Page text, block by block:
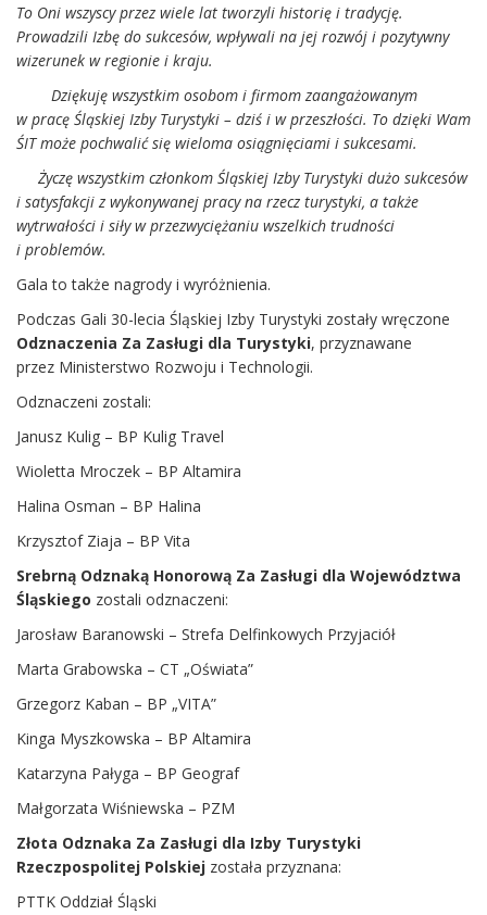
To Oni wszyscy przez wiele lat tworzyli historię i tradycję.
Prowadzili Izbę do sukcesów, wpływali na jej rozwój i pozytywny
wizerunek w regionie i kraju.
Dziękuję wszystkim osobom i firmom zaangażowanym
w pracę Śląskiej Izby Turystyki – dziś i w przeszłości. To dzięki Wam
ŚIT może pochwalić się wieloma osiągnięciami i sukcesami.
Życzę wszystkim członkom Śląskiej Izby Turystyki dużo sukcesów
i satysfakcji z wykonywanej pracy na rzecz turystyki, a także
wytrwałości i siły w przezwyciężaniu wszelkich trudności
i problemów.
Gala to także nagrody i wyróżnienia.
Podczas Gali 30-lecia Śląskiej Izby Turystyki zostały wręczone
Odznaczenia Za Zasługi dla Turystyki, przyznawane
przez Ministerstwo Rozwoju i Technologii.
Odznaczeni zostali:
Janusz Kulig – BP Kulig Travel
Wioletta Mroczek – BP Altamira
Halina Osman – BP Halina
Krzysztof Ziaja – BP Vita
Srebrną Odznaką Honorową Za Zasługi dla Województwa
Śląskiego zostali odznaczeni:
Jarosław Baranowski – Strefa Delfinkowych Przyjaciół
Marta Grabowska – CT „Oświata”
Grzegorz Kaban – BP „VITA”
Kinga Myszkowska – BP Altamira
Katarzyna Pałyga – BP Geograf
Małgorzata Wiśniewska – PZM
Złota Odznaka Za Zasługi dla Izby Turystyki
Rzeczpospolitej Polskiej została przyznana:
PTTK Oddział Śląski